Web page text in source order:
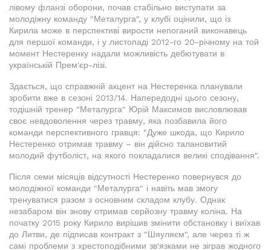
лівому фланзі оборони, почав стабільно виступати за
молодіжну команду "Металурга", у клубі оцінили, що із
Кирила може в перспективі вирости непоганий виконавець
для першої команди, і у листопаді 2012-го 20-річному на той
момент Нестеренку надали можливість дебютувати в
українській Прем'єр-лізі.
Здається, що справжній акцент на Нестеренка планували
зробити вже в сезоні 2013/14. Напередодні цього сезону,
тодішній тренер "Металурга" Юрій Максимов висловлював
своє невдоволення через травму, яка позбавила його
команди перспективного гравця: "Дуже шкода, що Кирило
Нестеренко отримав травму – він дійсно талановитий
молодий футболіст, на якого покладалися великі сподівання".
Після семи місяців відсутності Нестеренко повернувся до
молодіжної команди "Металурга" і навіть мав змогу
тренуватися разом з основним складом клубу. Однак
незабаром він знову отримав серйозну травму коліна. На
початку 2015 року Кирило вирішив змінити обстановку і виїхав
до Литви, де підписав контракт з "Шяуляєм", але через ті ж
самі проблеми з хрестоподібними зв'язками не зіграв жодного